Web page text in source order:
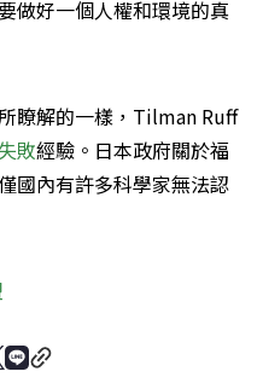
做好一個人權和環境的真
瞭解的一樣，Tilman Ruff
敗經驗。日本政府關於福
國內有許多科學家無法認